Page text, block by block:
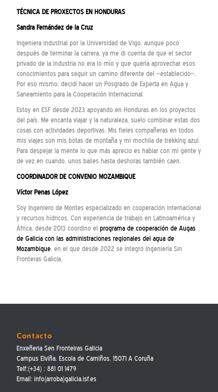
TÉCNICA DE PROXECTOS EN HONDURAS
Sandra Fernández de la Cruz
Ingeniera industrial por la Universidad de Vigo, aunque poco
después de terminar la carrera, ya me di cuenta de que el sector
privado de la industria no era lo mío y que quería aprovechar esos
conocimientos para seguir un camino diferente del «establecido».
Por eso mismo, decidí hacer un Posgrado de Experta en Agua y
Saneamiento para la Cooperación Internacional.
Estoy en ESF desde 2023 apoyando en Honduras en los proyectos
del país. Me encanta viajar y la naturaleza, suelo combinar estas dos
cosas con actividades deportivas. Mis fieles compañeras en todos
mis viajes son mis botas de montaña y mi mochila de trekking azul.
Para despejar la mente lo que más aprecio es hablar con mi gente y
de vez en cuando, unos bailes hasta deshoras también caen.
COORDINADOR DE CONVENIO MOZAMBIQUE
Víctor Penas López
Soy Ingeniero de Montes especializado en cooperación internacional
y recursos hídricos. Con experiencia de trabajo en Latinoamérica y
África, desde 2013 coordino el programa de cooperación de Augas
de Galicia con las administraciones regionales del agua de
Mozambique, en el que desde 2022 se integró Ingeniería Sin
Fronteras Galicia.
Contacto
Enxeñeria Sen Fronteiras Galicia
Campus Elviña. Escola de Camiños. 15071 A Coruña
Telf:(+34) : 881 01 1479
Email: info(arroba)galicia.isf.es